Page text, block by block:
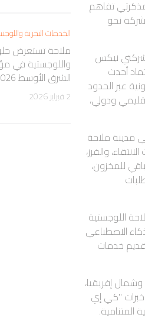
تفاهم
نحو
شركتي نيكس
أحدث
عبر الحدود
ودولي،
مدينة ملاحة
والفرز،
للمخزون،
اللوجستية
الاصطناعي
خدمات
إفريقيا،
خبرات "كي إي
المتنامية.
الخدمات البحرية
ملاحة تستعرض
واللوجستية في
الشرق الأوسط 2026
2 فبراير 2026